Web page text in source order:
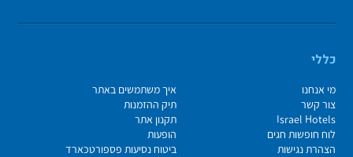
כללי
מי אנחנו
איך משתמשים באתר
צור קשר
תיק ההזמנות
Israel Hotels
תקנון אתר
לוח חופשות חגים
הופעות
הצהרת נגישות
ביטוח נסיעות פספורטכארד